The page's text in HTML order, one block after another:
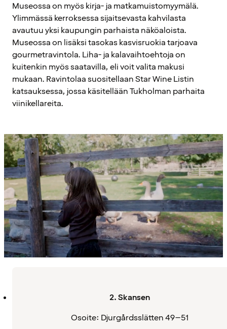
Museossa on myös kirja- ja matkamuistomyymälä.
Ylimmässä kerroksessa sijaitsevasta kahvilasta
avautuu yksi kaupungin parhaista näköaloista.
Museossa on lisäksi tasokas kasvisruokia tarjoava
gourmetravintola. Liha- ja kalavaihtoehtoja on
kuitenkin myös saatavilla, eli voit valita makusi
mukaan. Ravintolaa suositellaan Star Wine Listin
katsauksessa, jossa käsitellään Tukholman parhaita
viinikellareita.
2. Skansen
Osoite: Djurgårdsslätten 49–51